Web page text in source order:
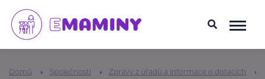
Domů Společnosti Zprávy z úřadů a informace o dotacích